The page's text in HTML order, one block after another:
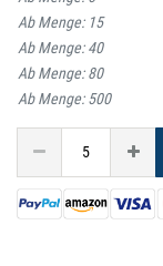
Ab Menge: 15
Ab Menge:40
Ab Menge:80
Ab Menge:500